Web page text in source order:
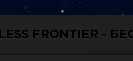
FRONTIER -